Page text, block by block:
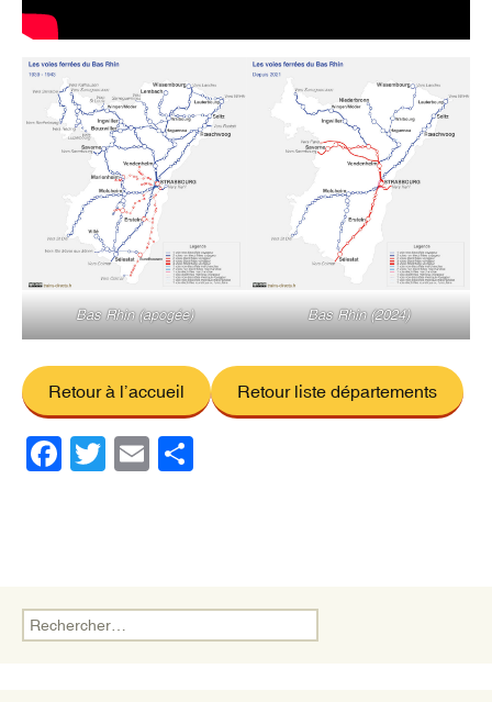
Bas Rhin (apogée) Bas Rhin (2024)
Retour à l’accueil Retour liste départements
F
o
T
E
Rechercher :